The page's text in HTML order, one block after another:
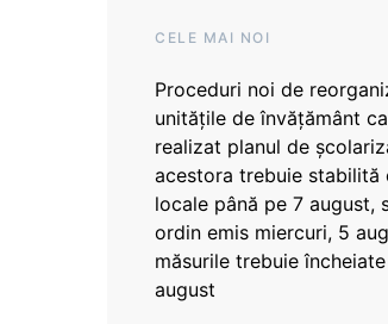
CELE MAI NOI
Proceduri noi de
unitățile de învățământ
realizat planul de
acestora trebuie stabilită
locale până pe 7 august,
ordin emis miercuri, 5
măsurile trebuie
august